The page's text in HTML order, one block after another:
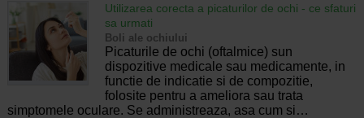
Utilizarea corecta a picaturilor de ochi - ce sfaturi
sa urmati
Boli ale ochiului
Picaturile de ochi (oftalmice) sun
dispozitive medicale sau medicamente, in
functie de indicatie si de compozitie,
folosite pentru a ameliora sau trata
simptomele oculare. Se administreaza, asa cum si…